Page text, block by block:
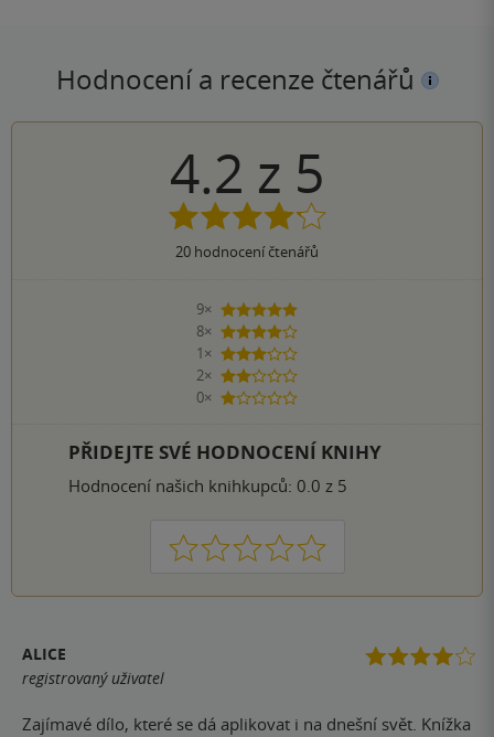
Hodnocení a recenze čtenářů
4.2 z 5
20 hodnocení čtenářů
9×
5 hvězdiček
8×
4 hvězdičky
1×
3 hvězdičky
2×
2 hvězdičky
0×
1 hvezdička
PŘIDEJTE SVÉ HODNOCENÍ KNIHY
Hodnocení našich knihkupců: 0.0 z 5
1 2 3 4 5
ALICE
registrovaný uživatel
Zajímavé dílo, které se dá aplikovat i na dnešní svět. Knížka